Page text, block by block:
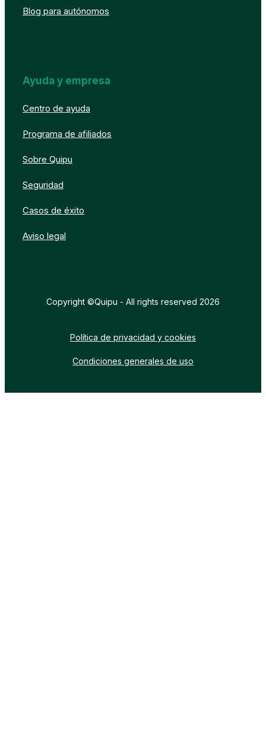
Blog para autónomos
Ayuda y empresa
Centro de ayuda
Programa de afiliados
Sobre Quipu
Seguridad
Casos de éxito
Aviso legal
Copyright ©Quipu - All rights reserved 2026
Política de privacidad y cookies
Condiciones generales de uso